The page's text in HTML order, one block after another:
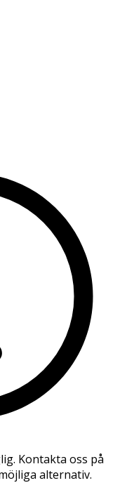
Kontakta oss på
alternativ.